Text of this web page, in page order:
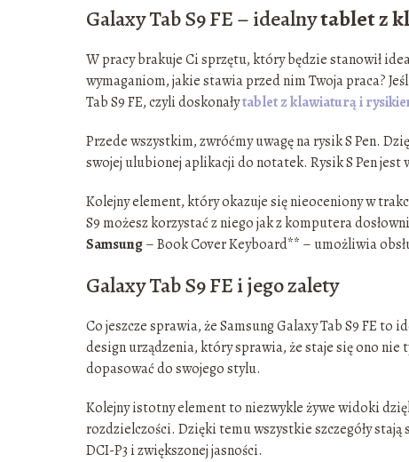
Galaxy Tab S9 FE – idealnytablet z
W pracy brakuje Ci sprzętu, który będzie stanowił
wymaganiom, jakie stawia przed nim Twoja praca?
Tab S9 FE, czyli doskonałytablet z klawiaturą i
Przede wszystkim, zwróćmy uwagę na rysik S Pen.
swojej ulubionej aplikacji do notatek. Rysik S Pen
Kolejny element, który okazuje się nieoceniony w
S9 możesz korzystać z niego jak z komputera
Samsung– Book Cover Keyboard** – umożliwia
Galaxy Tab S9 FE i jego zalety
Co jeszcze sprawia, że Samsung Galaxy Tab S9 FE
design urządzenia, który sprawia, że staje się ono
dopasować do swojego stylu.
Kolejny istotny element to niezwykle żywe widoki
rozdzielczości. Dzięki temu wszystkie szczegóły
DCI-P3 i zwiększonej jasności.